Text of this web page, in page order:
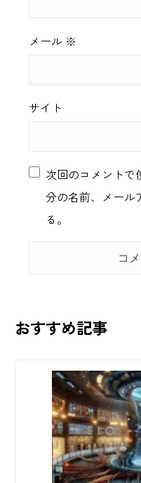
メール ※
サイト
次回のコメントで
分の名前、メール
る。
おすすめ記事